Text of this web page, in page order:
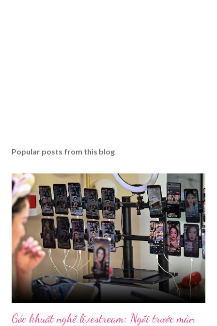
Popular posts from this blog
Góc khuất nghề livestream: Ngồi trước màn